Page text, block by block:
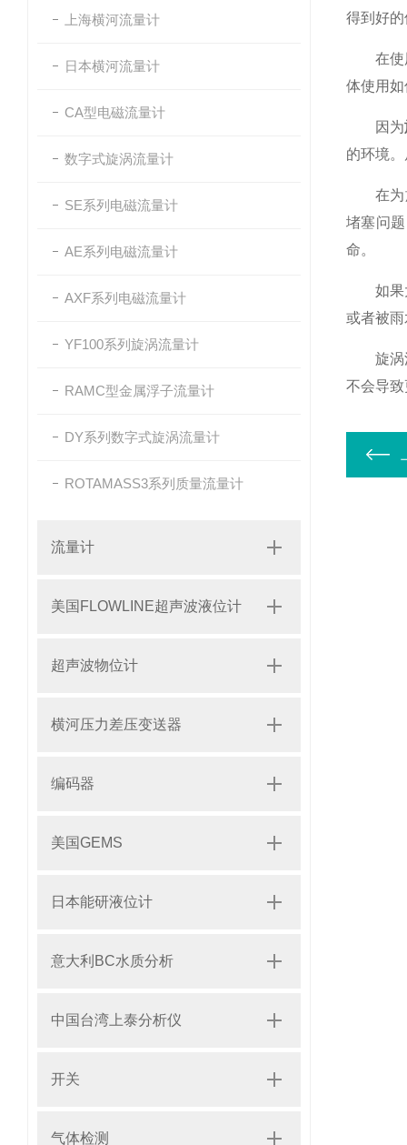
上海横河流量计
日本横河流量计
CA型电磁流量计
数字式旋涡流量计
SE系列电磁流量计
AE系列电磁流量计
AXF系列电磁流量计
YF100系列旋涡流量计
RAMC型金属浮子流量计
DY系列数字式旋涡流量计
ROTAMASS3系列质量流量计
流量计
美国FLOWLINE超声波液位计
超声波物位计
横河压力差压变送器
编码器
美国GEMS
日本能研液位计
意大利BC水质分析
中国台湾上泰分析仪
开关
气体检测
得到好
在使用
体使用
因为
的环境
在为旋
堵塞问
命。
如果大
或者被
旋涡流
不会导